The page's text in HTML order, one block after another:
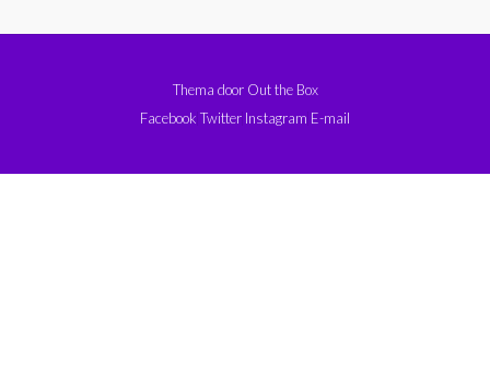
Thema door Out the Box
Facebook Twitter Instagram E-mail